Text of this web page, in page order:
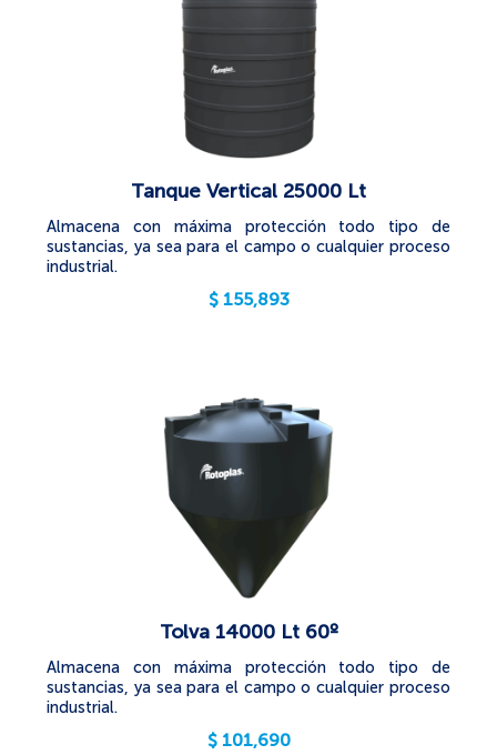
Tanque Vertical 25000 Lt
Almacena con máxima protección todo tipo de
sustancias, ya sea para el campo o cualquier proceso
industrial.
$ 155,893
Tolva 14000 Lt 60º
Almacena con máxima protección todo tipo de
sustancias, ya sea para el campo o cualquier proceso
industrial.
$ 101,690